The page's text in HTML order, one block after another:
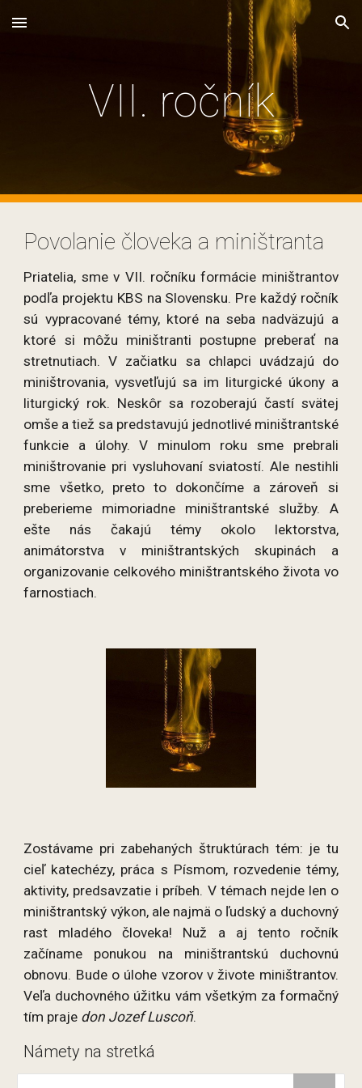
Skip to main content Skip to navigation
VII. ročník
Povolanie človeka a miništranta
Priatelia, sme v VII. ročníku formácie miništrantov
podľa projektu KBS na Slovensku. Pre každý ročník
sú vypracované témy, ktoré na seba nadväzujú a
ktoré si môžu miništranti postupne preberať na
stretnutiach. V začiatku sa chlapci uvádzajú do
miništrovania, vysvetľujú sa im liturgické úkony a
liturgický rok. Neskôr sa rozoberajú častí svätej
omše a tiež sa predstavujú jednotlivé miništrantské
funkcie a úlohy. V minulom roku sme prebrali
miništrovanie pri vysluhovaní sviatostí. Ale nestihli
sme všetko, preto to dokončíme a zároveň si
preberieme mimoriadne miništrantské služby. A
ešte nás čakajú témy okolo lektorstva,
animátorstva v miništrantských skupinách a
organizovanie celkového miništrantského života vo
farnostiach.
Zostávame pri zabehaných štruktúrach tém: je tu
cieľ katechézy, práca s Písmom, rozvedenie témy,
aktivity, predsavzatie i príbeh. V témach nejde len o
miništrantský výkon, ale najmä o ľudský a duchovný
rast mladého človeka! Nuž a aj tento ročník
začíname ponukou na miništrantskú duchovnú
obnovu. Bude o úlohe vzorov v živote miništrantov.
Veľa duchovného úžitku vám všetkým za formačný
tím praje don Jozef Luscoň.
Námety na stretká